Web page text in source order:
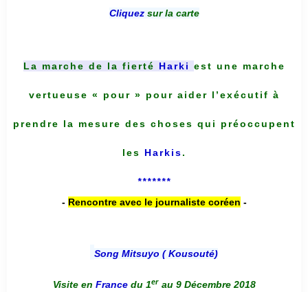
Cliquez sur la carte
La marche de la fierté Harki est une marche
vertueuse « pour » pour aider l’exécutif à
prendre la mesure des choses qui préoccupent
les Harkis.
*******
- Rencontre avec le journaliste coréen -
Song Mitsuyo ( Kousouté)
Visite en France du 1er au 9 Décembre 2018